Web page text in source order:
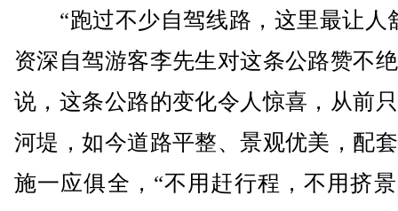
“跑过不少自驾线路，这里最让人
资深自驾游客李先生对这条公路赞不
说，这条公路的变化令人惊喜，从前
河堤，如今道路平整、景观优美，配
施一应俱全，“不用赶行程，不用挤